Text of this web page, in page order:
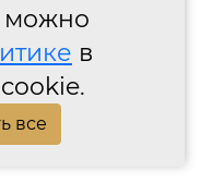
можно
в
все